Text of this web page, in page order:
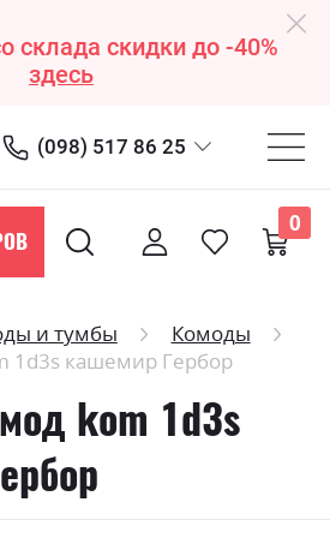
склада скидки до -40%
здесь
(098) 517 86 25
0
и тумбы
Комоды
1d3s кашемир Гербор
kom 1d3s